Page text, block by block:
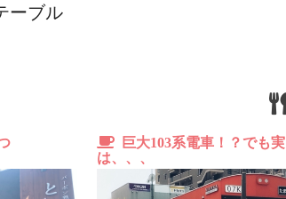
ンクリで
すね。
すが
ーブル
巨大103系電車！？でも実
は、、、